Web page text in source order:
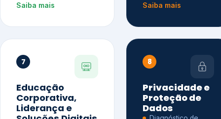
Saiba mais
Saiba mais
7
Educação
Corporativa,
Liderança e
8
Privacidade e
Proteção de
Dados